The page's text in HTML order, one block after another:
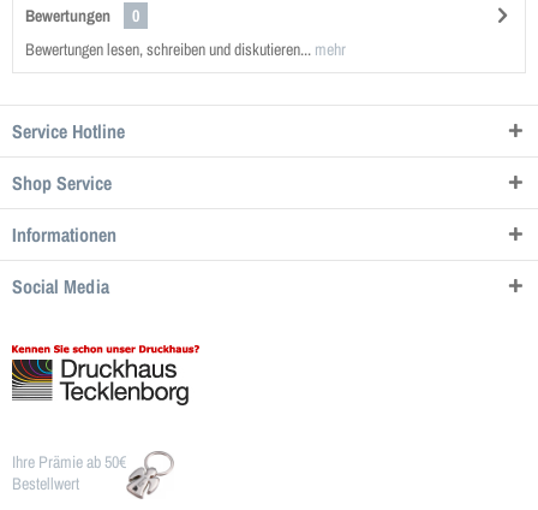
Bewertungen
0
Bewertungen lesen, schreiben und diskutieren... mehr
Service Hotline
Shop Service
Informationen
Social Media
Ihre Prämie ab 50€
Bestellwert